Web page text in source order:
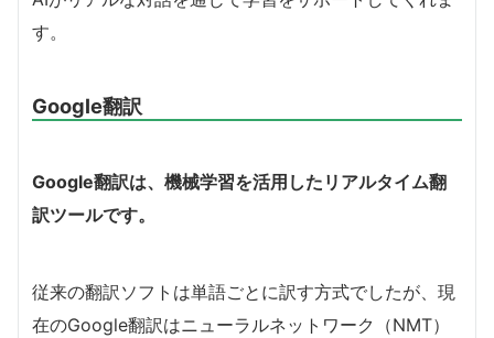
す。
Google翻訳
Google翻訳は、機械学習を活用したリアルタイム翻
訳ツールです。
従来の翻訳ソフトは単語ごとに訳す方式でしたが、現
在のGoogle翻訳はニューラルネットワーク（NMT）